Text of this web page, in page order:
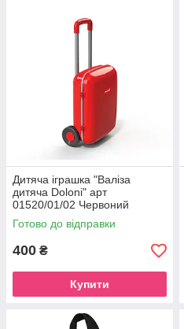
Дитяча іграшка "Валіза
дитяча Doloni" арт
01520/01/02 Червоний
Готово до відправки
400 ₴
Купити